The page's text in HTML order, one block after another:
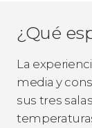
¿Qué
La
media y
sus tres